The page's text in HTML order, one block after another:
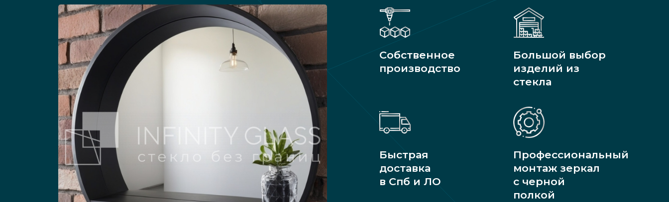
Собственное
производство
Большой выбор
изделий из
стекла
Быстрая
доставка
в Спб и ЛО
Профессиональный
монтаж зеркал
с черной
полкой